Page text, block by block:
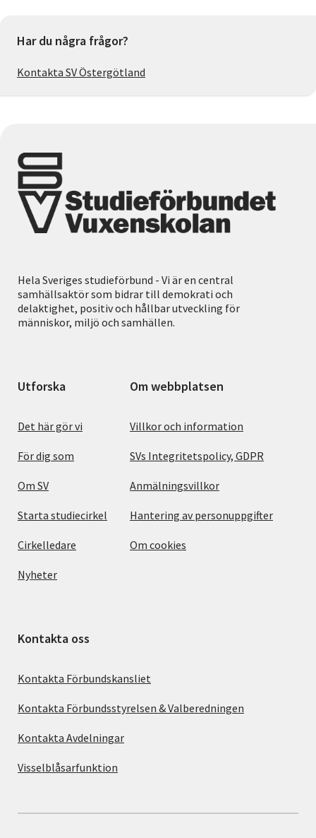
Har du några frågor?
Kontakta SV Östergötland
Hela Sveriges studieförbund - Vi är en central
samhällsaktör som bidrar till demokrati och
delaktighet, positiv och hållbar utveckling för
människor, miljö och samhällen.
Utforska
Det här gör vi
För dig som
Om SV
Starta studiecirkel
Cirkelledare
Nyheter
Om webbplatsen
Villkor och information
SVs Integritetspolicy, GDPR
Anmälningsvillkor
Hantering av personuppgifter
Om cookies
Kontakta oss
Kontakta Förbundskansliet
Kontakta Förbundsstyrelsen & Valberedningen
Kontakta Avdelningar
Visselblåsarfunktion